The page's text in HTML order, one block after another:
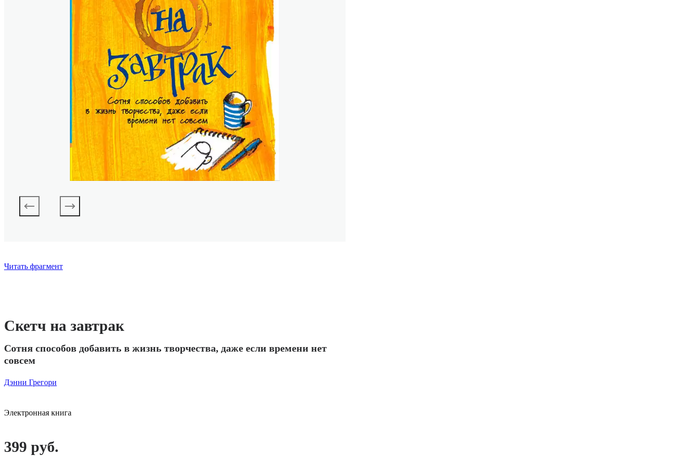
Читать фрагмент
Скетч на завтрак
Сотня способов добавить в жизнь творчества, даже если времени нет
совсем
Дэнни Грегори
Электронная книга
399 руб.